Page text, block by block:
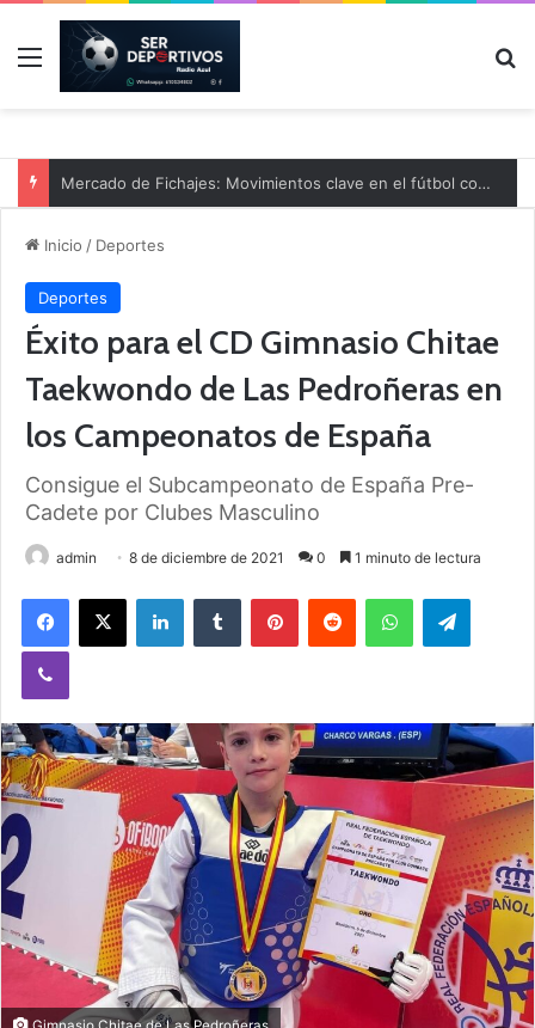
Menú
Mercado de Fichajes: Movimientos clave en el fútbol comarcal
Inicio / Deportes
Deportes
Éxito para el CD Gimnasio Chitae
Taekwondo de Las Pedroñeras en
los Campeonatos de España
Consigue el Subcampeonato de España Pre-
Cadete por Clubes Masculino
admin 8 de diciembre de 2021 0 1 minuto de lectura